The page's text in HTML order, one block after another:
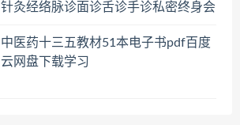
针灸经络脉诊面诊舌诊手诊私密终身会
中医药十三五教材51本电子书pdf百度
云网盘下载学习